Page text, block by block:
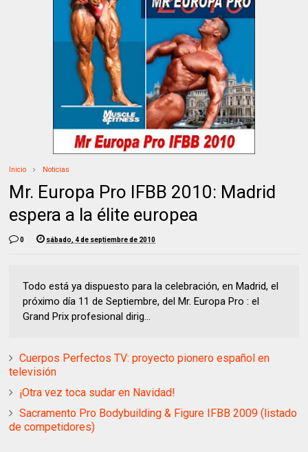
Inicio Noticias
Mr. Europa Pro IFBB 2010: Madrid
espera a la élite europea
0 sábado, 4 de septiembre de 2010
Todo está ya dispuesto para la celebración, en Madrid, el
próximo día 11 de Septiembre, del Mr. Europa Pro : el
Grand Prix profesional dirig...
Cuerpos Perfectos TV: proyecto pionero español en
televisión
¡Otra vez toca sudar en Navidad!
Sacramento Pro Bodybuilding & Figure IFBB 2009 (listado
de competidores)